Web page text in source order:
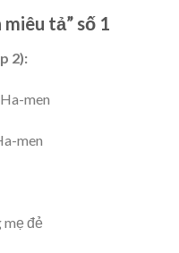
miêu tả” số 1
2):
men
men
mẹ đẻ